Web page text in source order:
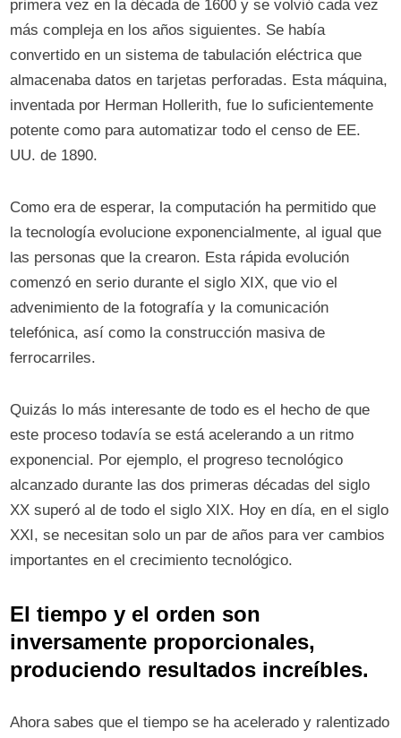
primera vez en la década de 1600 y se volvió cada vez
más compleja en los años siguientes. Se había
convertido en un sistema de tabulación eléctrica que
almacenaba datos en tarjetas perforadas. Esta máquina,
inventada por Herman Hollerith, fue lo suficientemente
potente como para automatizar todo el censo de EE.
UU. de 1890.
Como era de esperar, la computación ha permitido que
la tecnología evolucione exponencialmente, al igual que
las personas que la crearon. Esta rápida evolución
comenzó en serio durante el siglo XIX, que vio el
advenimiento de la fotografía y la comunicación
telefónica, así como la construcción masiva de
ferrocarriles.
Quizás lo más interesante de todo es el hecho de que
este proceso todavía se está acelerando a un ritmo
exponencial. Por ejemplo, el progreso tecnológico
alcanzado durante las dos primeras décadas del siglo
XX superó al de todo el siglo XIX. Hoy en día, en el siglo
XXI, se necesitan solo un par de años para ver cambios
importantes en el crecimiento tecnológico.
El tiempo y el orden son
inversamente proporcionales,
produciendo resultados increíbles.
Ahora sabes que el tiempo se ha acelerado y ralentizado